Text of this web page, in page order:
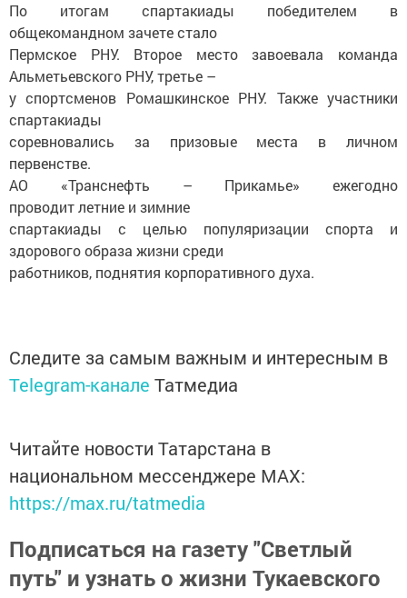
По итогам спартакиады победителем в
общекомандном зачете стало
Пермское РНУ. Второе место завоевала команда
Альметьевского РНУ, третье –
у спортсменов Ромашкинское РНУ. Также участники
спартакиады
соревновались за призовые места в личном
первенстве.
АО «Транснефть – Прикамье» ежегодно
проводит летние и зимние
спартакиады с целью популяризации спорта и
здорового образа жизни среди
работников, поднятия корпоративного духа.
Следите за самым важным и интересным в
Telegram-канале Татмедиа
Читайте новости Татарстана в
национальном мессенджере MАХ:
https://max.ru/tatmedia
Подписаться на газету "Светлый
путь" и узнать о жизни Тукаевского